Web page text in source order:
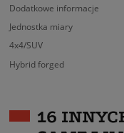
Dodatkowe informacje
Jednostka miary
4x4/SUV
Hybrid forged
16